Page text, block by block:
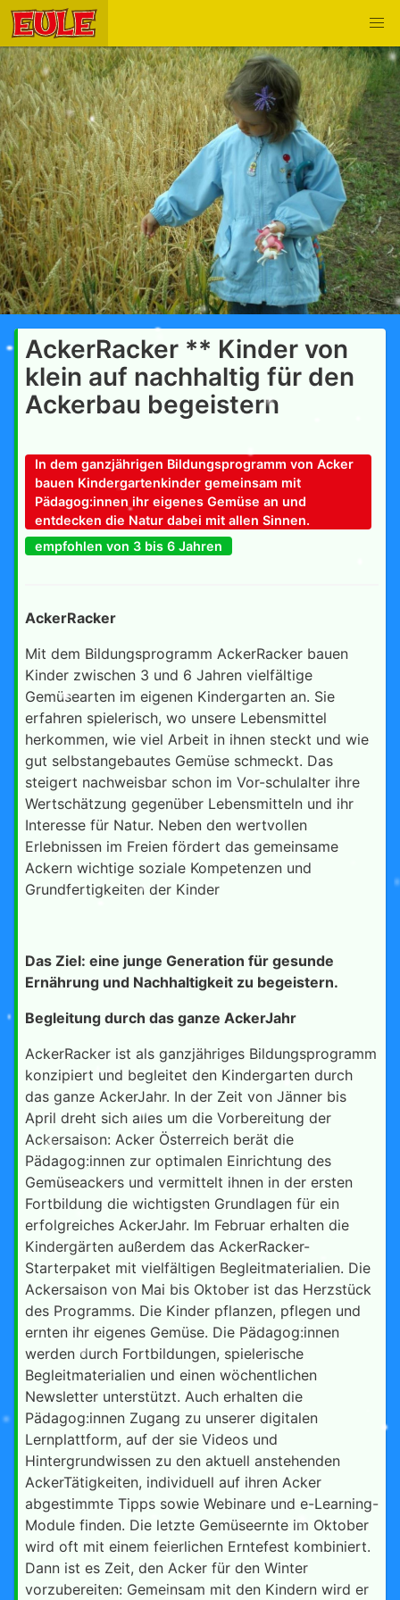
AckerRacker ** Kinder von
klein auf nachhaltig für den
Ackerbau begeistern
In dem ganzjährigen Bildungsprogramm von Acker
bauen Kindergartenkinder gemeinsam mit
Pädagog:innen ihr eigenes Gemüse an und
entdecken die Natur dabei mit allen Sinnen.
empfohlen von 3 bis 6 Jahren
AckerRacker
Mit dem Bildungsprogramm AckerRacker bauen
Kinder zwischen 3 und 6 Jahren vielfältige
Gemüsearten im eigenen Kindergarten an. Sie
erfahren spielerisch, wo unsere Lebensmittel
herkommen, wie viel Arbeit in ihnen steckt und wie
gut selbstangebautes Gemüse schmeckt. Das
steigert nachweisbar schon im Vor-schulalter ihre
Wertschätzung gegenüber Lebensmitteln und ihr
Interesse für Natur. Neben den wertvollen
Erlebnissen im Freien fördert das gemeinsame
Ackern wichtige soziale Kompetenzen und
Grundfertigkeiten der Kinder
Das Ziel: eine junge Generation für gesunde
Ernährung und Nachhaltigkeit zu begeistern.
Begleitung durch das ganze AckerJahr
AckerRacker ist als ganzjähriges Bildungsprogramm
konzipiert und begleitet den Kindergarten durch
das ganze AckerJahr. In der Zeit von Jänner bis
April dreht sich alles um die Vorbereitung der
Ackersaison: Acker Österreich berät die
Pädagog:innen zur optimalen Einrichtung des
Gemüseackers und vermittelt ihnen in der ersten
Fortbildung die wichtigsten Grundlagen für ein
erfolgreiches AckerJahr. Im Februar erhalten die
Kindergärten außerdem das AckerRacker-
Starterpaket mit vielfältigen Begleitmaterialien. Die
Ackersaison von Mai bis Oktober ist das Herzstück
des Programms. Die Kinder pflanzen, pflegen und
ernten ihr eigenes Gemüse. Die Pädagog:innen
werden durch Fortbildungen, spielerische
Begleitmaterialien und einen wöchentlichen
Newsletter unterstützt. Auch erhalten die
Pädagog:innen Zugang zu unserer digitalen
Lernplattform, auf der sie Videos und
Hintergrundwissen zu den aktuell anstehenden
AckerTätigkeiten, individuell auf ihren Acker
abgestimmte Tipps sowie Webinare und e-Learning-
Module finden. Die letzte Gemüseernte im Oktober
wird oft mit einem feierlichen Erntefest kombiniert.
Dann ist es Zeit, den Acker für den Winter
vorzubereiten: Gemeinsam mit den Kindern wird er